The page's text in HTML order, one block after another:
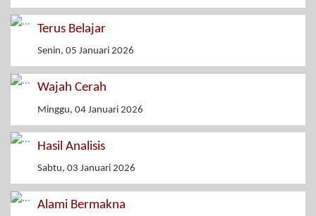
Terus Belajar
Senin, 05 Januari 2026
Wajah Cerah
Minggu, 04 Januari 2026
Hasil Analisis
Sabtu, 03 Januari 2026
Alami Bermakna